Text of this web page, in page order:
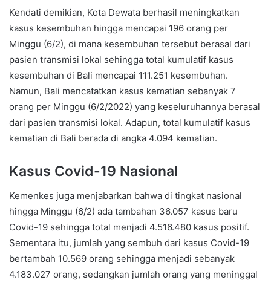
Kendati demikian, Kota Dewata berhasil meningkatkan
kasus kesembuhan hingga mencapai 196 orang per
Minggu (6/2), di mana kesembuhan tersebut berasal dari
pasien transmisi lokal sehingga total kumulatif kasus
kesembuhan di Bali mencapai 111.251 kesembuhan.
Namun, Bali mencatatkan kasus kematian sebanyak 7
orang per Minggu (6/2/2022) yang keseluruhannya berasal
dari pasien transmisi lokal. Adapun, total kumulatif kasus
kematian di Bali berada di angka 4.094 kematian.
Kasus Covid-19 Nasional
Kemenkes juga menjabarkan bahwa di tingkat nasional
hingga Minggu (6/2) ada tambahan 36.057 kasus baru
Covid-19 sehingga total menjadi 4.516.480 kasus positif.
Sementara itu, jumlah yang sembuh dari kasus Covid-19
bertambah 10.569 orang sehingga menjadi sebanyak
4.183.027 orang, sedangkan jumlah orang yang meninggal